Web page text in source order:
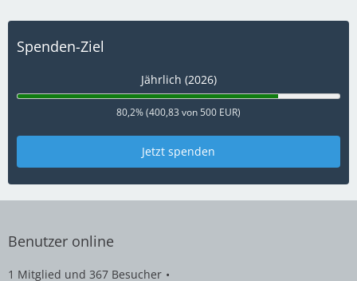
Spenden-Ziel
Jährlich (2026)
80,2% (400,83 von 500 EUR)
Jetzt spenden
Benutzer online
1 Mitglied und 367 Besucher